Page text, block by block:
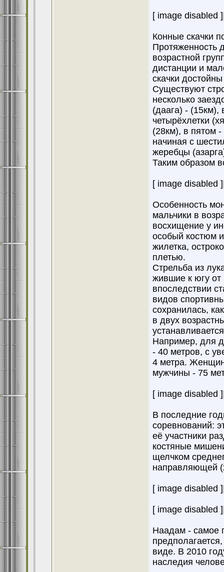
[ image disabled ]
Конные скачки
Протяженность
возрастной
дистанции и
скачки
Существуют
несколько
(даага) - (15км),
четырёхлетки
(28км), в пятом -
начиная с
жеребцы
Таким образом
[ image disabled ]
Особенность
мальчики в
восхищение у
особый костюм
жилетка,
плетью.
Стрельба из
жившие к югу от
впоследствии
видов
сохранилась,
в двух
Например, для
- 40 метров, с
4 метра.
мужчины - 75
[ image disabled ]
В последние
соревнований:
её участники
костяные
щелчком
направляющей
[ image disabled ]
[ image disabled ]
Наадам - самое
виде. В 2010
наследия